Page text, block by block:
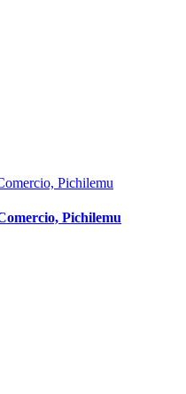
Pichilemu